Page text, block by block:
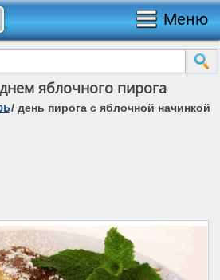
Меню
яблочного пирога
/ день пирога с яблочной начинкой